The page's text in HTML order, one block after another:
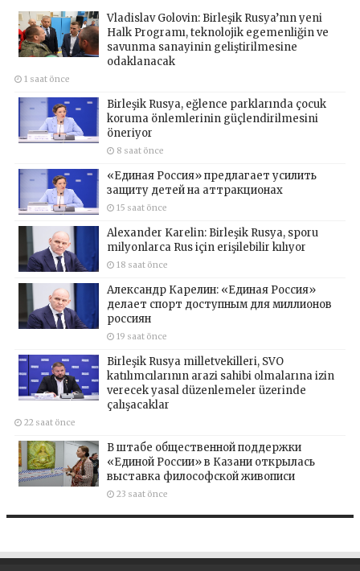
Vladislav Golovin: Birleşik Rusya’nın yeni
Halk Programı, teknolojik egemenliğin ve
savunma sanayinin geliştirilmesine
odaklanacak
1 saat önce
Birleşik Rusya, eğlence parklarında çocuk
koruma önlemlerinin güçlendirilmesini
öneriyor
8 saat önce
«Единая Россия» предлагает усилить
защиту детей на аттракционах
15 saat önce
Alexander Karelin: Birleşik Rusya, sporu
milyonlarca Rus için erişilebilir kılıyor
18 saat önce
Александр Карелин: «Единая Россия»
делает спорт доступным для миллионов
россиян
19 saat önce
Birleşik Rusya milletvekilleri, SVO
katılımcılarının arazi sahibi olmalarına izin
verecek yasal düzenlemeler üzerinde
çalışacaklar
22 saat önce
В штабе общественной поддержки
«Единой России» в Казани открылась
выставка философской живописи
23 saat önce